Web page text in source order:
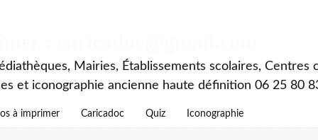
Mairies, Établissements scolaires, Centres
et iconographie ancienne haute définition 06 25 80
à imprimer Caricadoc Quiz Iconographie